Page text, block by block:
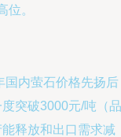
位。
国内萤石价格先扬后
突破3000元/吨（品
释放和出口需求减